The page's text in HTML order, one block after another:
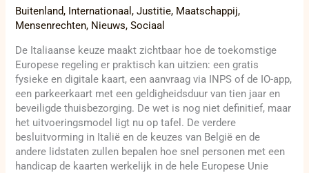
Buitenland, Internationaal,Justitie, Maatschappij,
Mensenrechten, Nieuws,Sociaal
De Italiaanse keuze maakt zichtbaar hoe de toekomstige
Europese regeling er praktisch kan uitzien: een gratis
fysieke en digitale kaart, een aanvraag via INPS of de IO-app,
een parkeerkaart met een geldigheidsduur van tien jaar en
beveiligde thuisbezorging. De wet is nog niet definitief, maar
het uitvoeringsmodel ligt nu op tafel. De verdere
besluitvorming in Italië en de keuzes van België en de
andere lidstaten zullen bepalen hoe snel personen met een
handicap de kaarten werkelijk in de hele Europese Unie